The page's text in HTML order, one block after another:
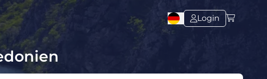
Login